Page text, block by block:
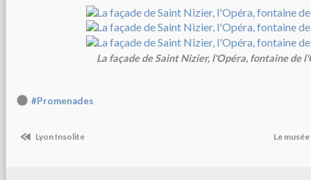
La façade de Saint Nizier, l'Opéra, fontaine de
#Promenades
Lyon Insolite Le